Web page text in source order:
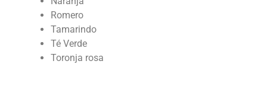
Romero
Tamarindo
Té Verde
Toronja rosa